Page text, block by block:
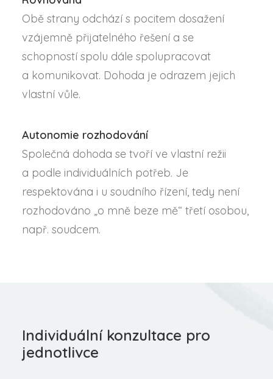
Obě strany odchází s pocitem dosažení
vzájemně přijatelného řešení a se
schopností spolu dále spolupracovat
a komunikovat. Dohoda je odrazem jejich
vlastní vůle.
Autonomie rozhodování
Společná dohoda se tvoří ve vlastní režii
a podle individuálních potřeb. Je
respektována i u soudního řízení, tedy není
rozhodováno „o mně beze mě“ třetí osobou,
např. soudcem.
Individuální konzultace pro
jednotlivce